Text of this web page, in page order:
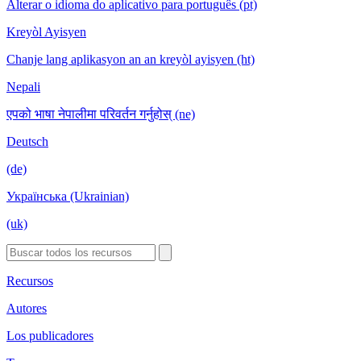
Alterar o idioma do aplicativo para português (pt)
Kreyòl Ayisyen
Chanje lang aplikasyon an an kreyòl ayisyen (ht)
Nepali
एपको भाषा नेपालीमा परिवर्तन गर्नुहोस् (ne)
Deutsch
(de)
Українська (Ukrainian)
(uk)
Recursos
Autores
Los publicadores